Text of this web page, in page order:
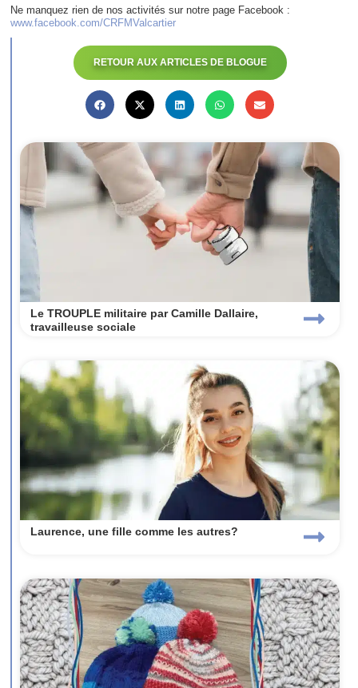
Ne manquez rien de nos activités sur notre page Facebook :
www.facebook.com/CRFMValcartier
RETOUR AUX ARTICLES DE BLOGUE
Le TROUPLE militaire par Camille Dallaire,
travailleuse sociale
Laurence, une fille comme les autres?